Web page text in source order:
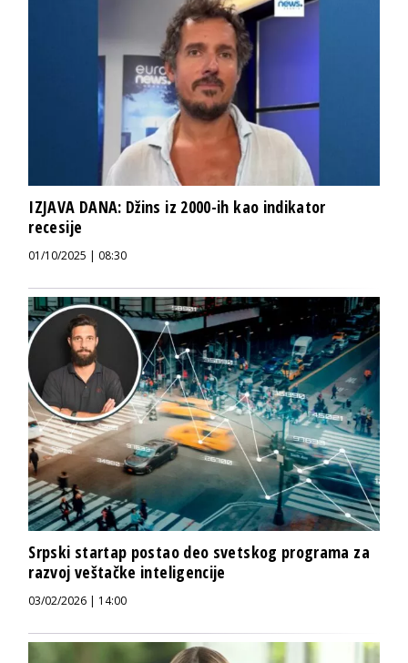
IZJAVA DANA: Džins iz 2000-ih kao indikator
recesije
01/10/2025 | 08:30
Srpski startap postao deo svetskog programa za
razvoj veštačke inteligencije
03/02/2026 | 14:00